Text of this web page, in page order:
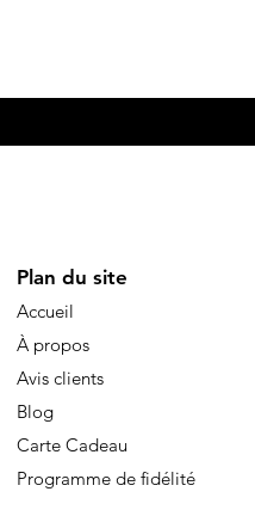
Plan du site
Accueil
À propos
Avis clients
Blog
Carte Cadeau
Programme de fidélité